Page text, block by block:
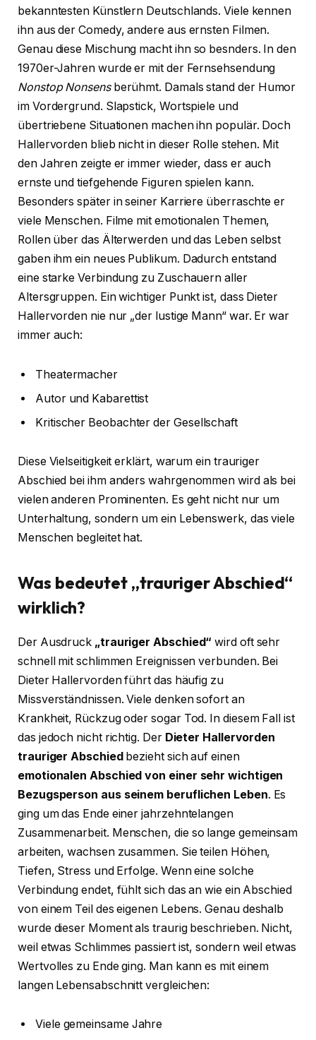
bekanntesten Künstlern Deutschlands. Viele kennen
ihn aus der Comedy, andere aus ernsten Filmen.
Genau diese Mischung macht ihn so besnders. In den
1970er-Jahren wurde er mit der Fernsehsendung
Nonstop Nonsensberühmt. Damals stand der Humor
im Vordergrund. Slapstick, Wortspiele und
übertriebene Situationen machen ihn populär. Doch
Hallervorden blieb nicht in dieser Rolle stehen. Mit
den Jahren zeigte er immer wieder, dass er auch
ernste und tiefgehende Figuren spielen kann.
Besonders später in seiner Karriere überraschte er
viele Menschen. Filme mit emotionalen Themen,
Rollen über das Älterwerden und das Leben selbst
gaben ihm ein neues Publikum. Dadurch entstand
eine starke Verbindung zu Zuschauern aller
Altersgruppen. Ein wichtiger Punkt ist, dass Dieter
Hallervorden nie nur „der lustige Mann“ war. Er war
immer auch:
Theatermacher
Autor und Kabarettist
Kritischer Beobachter der Gesellschaft
Diese Vielseitigkeit erklärt, warum ein trauriger
Abschied bei ihm anders wahrgenommen wird als bei
vielen anderen Prominenten. Es geht nicht nur um
Unterhaltung, sondern um ein Lebenswerk, das viele
Menschen begleitet hat.
Was bedeutet „trauriger Abschied“
wirklich?
Der Ausdruck „trauriger Abschied“ wird oft sehr
schnell mit schlimmen Ereignissen verbunden. Bei
Dieter Hallervorden führt das häufig zu
Missverständnissen. Viele denken sofort an
Krankheit, Rückzug oder sogar Tod. In diesem Fall ist
das jedoch nicht richtig. Der Dieter Hallervorden
trauriger Abschiedbezieht sich auf einen
emotionalen Abschied von einer sehr wichtigen
Bezugsperson aus seinem beruflichen Leben. Es
ging um das Ende einer jahrzehntelangen
Zusammenarbeit. Menschen, die so lange gemeinsam
arbeiten, wachsen zusammen. Sie teilen Höhen,
Tiefen, Stress und Erfolge. Wenn eine solche
Verbindung endet, fühlt sich das an wie ein Abschied
von einem Teil des eigenen Lebens. Genau deshalb
wurde dieser Moment als traurig beschrieben. Nicht,
weil etwas Schlimmes passiert ist, sondern weil etwas
Wertvolles zu Ende ging. Man kann es mit einem
langen Lebensabschnitt vergleichen:
Viele gemeinsame Jahre